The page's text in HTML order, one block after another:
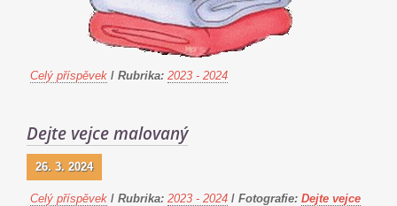
Celý příspěvek / Rubrika: 2023 - 2024
Dejte vejce malovaný
26. 3. 2024
Celý příspěvek / Rubrika: 2023 - 2024 / Fotografie: Dejte vejce